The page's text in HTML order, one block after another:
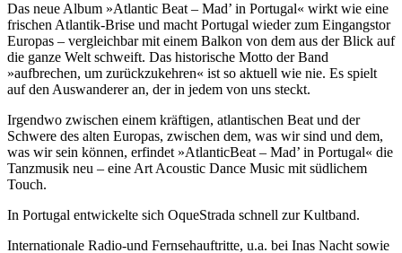
Das neue Album »Atlantic Beat – Mad’ in Portugal« wirkt wie eine
frischen Atlantik-Brise und macht Portugal wieder zum Eingangstor
Europas – vergleichbar mit einem Balkon von dem aus der Blick auf
die ganze Welt schweift. Das historische Motto der Band
»aufbrechen, um zurückzukehren« ist so aktuell wie nie. Es spielt
auf den Auswanderer an, der in jedem von uns steckt.
Irgendwo zwischen einem kräftigen, atlantischen Beat und der
Schwere des alten Europas, zwischen dem, was wir sind und dem,
was wir sein können, erfindet »AtlanticBeat – Mad’ in Portugal« die
Tanzmusik neu – eine Art Acoustic Dance Music mit südlichem
Touch.
In Portugal entwickelte sich OqueStrada schnell zur Kultband.
Internationale Radio-und Fernsehauftritte, u.a. bei Inas Nacht sowie